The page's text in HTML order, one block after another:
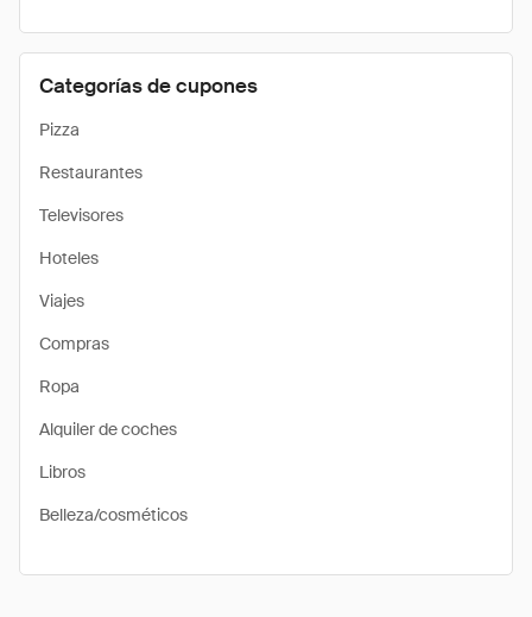
Categorías de cupones
Pizza
Restaurantes
Televisores
Hoteles
Viajes
Compras
Ropa
Alquiler de coches
Libros
Belleza/cosméticos